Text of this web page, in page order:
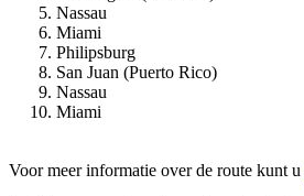
Nassau
Miami
Philipsburg
San Juan (Puerto Rico)
Nassau
Miami
Voor meer informatie over de route kunt u